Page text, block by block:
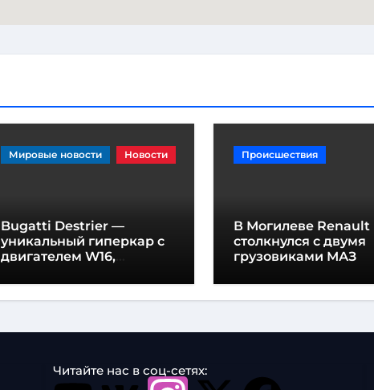
Мировые новости Новости
Bugatti Destrier —
уникальный гиперкар с
двигателем W16,
лошадиных сил и
высотой всего один метр
Происшествия
В Могилеве Renault
столкнулся с двумя
грузовиками МАЗ
Читайте нас в соц-сетях: